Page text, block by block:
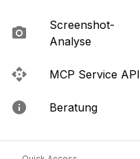
Screenshot-
Analyse
MCP Service API
Beratung